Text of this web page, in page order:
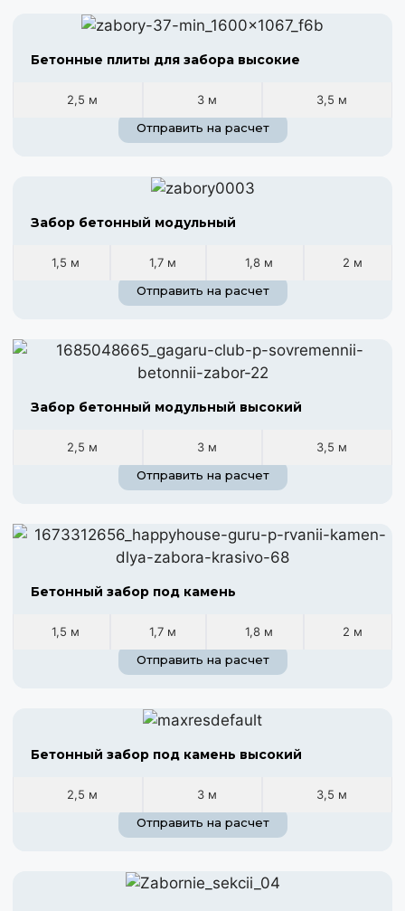
Бетонные плиты для забора высокие
2,5 м 3 м
3,5 м
Отправить на расчет
Забор бетонный модульный
1,5 м 1,7 м 1,8 м
2 м
Отправить на расчет
Забор бетонный модульный высокий
2,5 м 3 м
3,5 м
Отправить на расчет
Бетонный забор под камень
1,5 м 1,7 м 1,8 м
2 м
Отправить на расчет
Бетонный забор под камень высокий
2,5 м 3 м
3,5 м
Отправить на расчет